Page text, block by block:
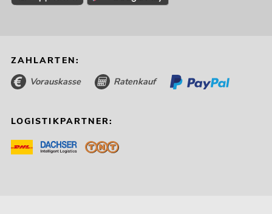
ZAHLARTEN:
Vorauskasse Ratenkauf
LOGISTIKPARTNER: